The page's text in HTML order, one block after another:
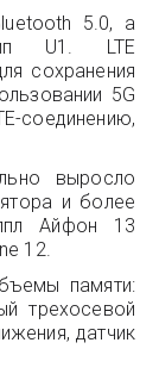
5.0, а
U1. LTE
сохранения
5G
соединению,
выросло
и более
Айфон 13
12.
памяти:
трехосевой
датчик